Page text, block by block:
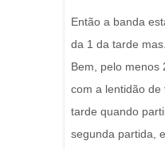
Então a banda
da 1 da tarde
Bem, pelo menos
com a lentidão de
tarde quando
segunda partida,